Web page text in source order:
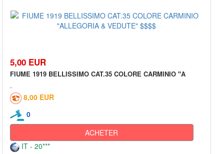
5,00 EUR
FIUME 1919 BELLISSIMO CAT.35 COLORE CARMINIO "A
8,00 EUR
0
ACHETER
IT - 20***